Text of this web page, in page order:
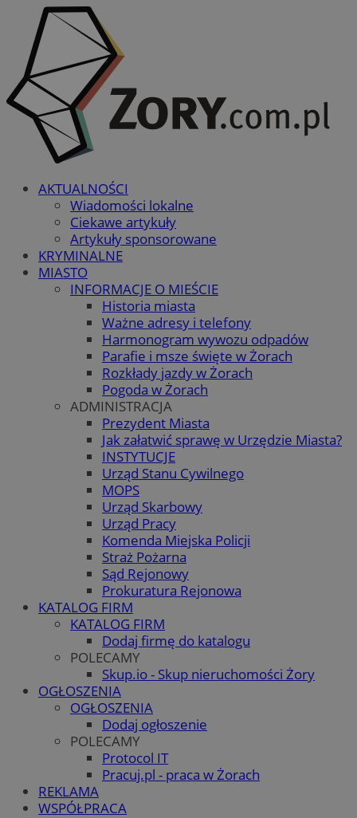
AKTUALNOŚCI
Wiadomości lokalne
Ciekawe artykuły
Artykuły sponsorowane
KRYMINALNE
MIASTO
INFORMACJE O MIEŚCIE
Historia miasta
Ważne adresy i telefony
Harmonogram wywozu odpadów
Parafie i msze święte w Żorach
Rozkłady jazdy w Żorach
Pogoda w Żorach
ADMINISTRACJA
Prezydent Miasta
Jak załatwić sprawę w Urzędzie Miasta?
INSTYTUCJE
Urząd Stanu Cywilnego
MOPS
Urząd Skarbowy
Urząd Pracy
Komenda Miejska Policji
Straż Pożarna
Sąd Rejonowy
Prokuratura Rejonowa
KATALOG FIRM
KATALOG FIRM
Dodaj firmę do katalogu
POLECAMY
Skup.io - Skup nieruchomości Żory
OGŁOSZENIA
OGŁOSZENIA
Dodaj ogłoszenie
POLECAMY
Protocol IT
Pracuj.pl - praca w Żorach
REKLAMA
WSPÓŁPRACA